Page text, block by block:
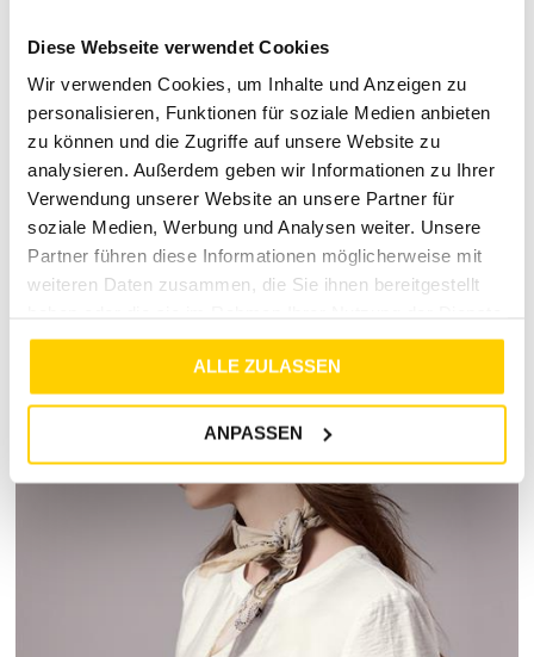
Diese Webseite verwendet Cookies
Wir verwenden Cookies, um Inhalte und Anzeigen zu
personalisieren, Funktionen für soziale Medien anbieten
zu können und die Zugriffe auf unsere Website zu
analysieren. Außerdem geben wir Informationen zu Ihrer
Verwendung unserer Website an unsere Partner für
soziale Medien, Werbung und Analysen weiter. Unsere
Partner führen diese Informationen möglicherweise mit
weiteren Daten zusammen, die Sie ihnen bereitgestellt
gesammelt haben.
ALLE ZULASSEN
ANPASSEN
Trends und zeitlosen Klassikern, die perfekt auf deine
individuellen Bedürfnisse abgestimmt sind. Entdecke
unsere Kollektion online oder in unseren Filialen und erlebe
Mode, die begeistert!
RETOURE / REKLAMATION